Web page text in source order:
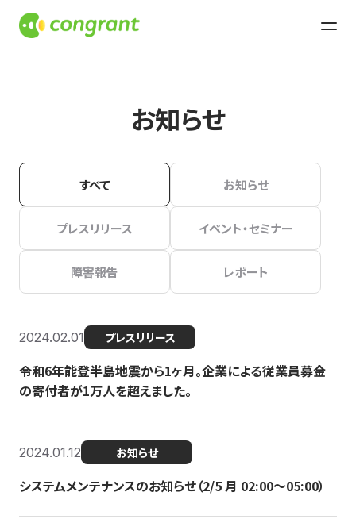
お知らせ
すべて お知らせ
プレスリリース イベント・セミナー
障害報告 レポート
2024.02.01 プレスリリース
令和6年能登半島地震から1ヶ月。企業による従業員募金
の寄付者が1万人を超えました。
2024.01.12 お知らせ
システムメンテナンスのお知らせ（2/5 月 02:00〜05:00）